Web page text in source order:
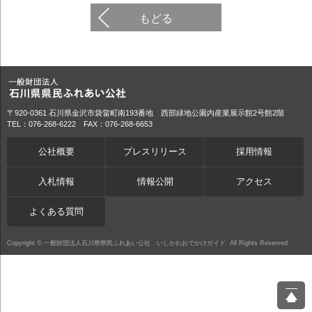
もどる
〒920-0361 石川県金沢市袋畠町南193番地 西部緑地公園内産業展示館2号館2階
TEL：076-268-6222 FAX：076-268-6653
公社概要 プレスリリース 採用情報
入札情報 情報公開 アクセス
よくある質問
Copyright © 一般財団法人石川県県民ふれあい公社 いしかわおでかけガイド All Rights Reserved.